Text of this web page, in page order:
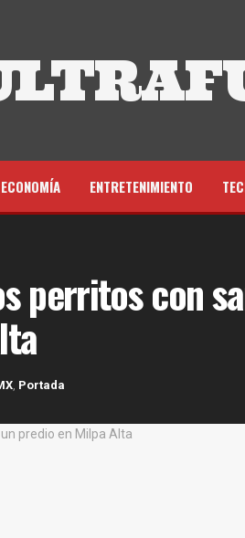
ECONOMÍA ENTRETENIMIENTO
perritos con
Portada